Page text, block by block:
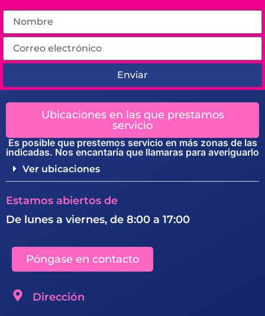
Enviar
Ubicaciones en las que prestamos
servicio
Es posible que prestemos servicio en más zonas de las
indicadas. Nos encantaría que llamaras para averiguarlo
Ver ubicaciones
Estamos abiertos de
De lunes a viernes, de 8:00 a 17:00
Póngase en contacto
Dirección